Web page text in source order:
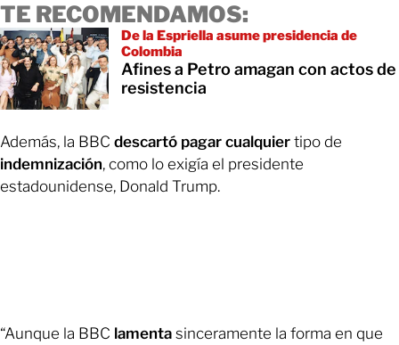
TE RECOMENDAMOS:
De la Espriella asume presidencia de
Colombia
Afines a Petro amagan con actos de
resistencia
Además, la BBC descartó pagar cualquier tipo de
indemnización, como lo exigía el presidente
estadounidense, Donald Trump.
“Aunque la BBC lamenta sinceramente la forma en que